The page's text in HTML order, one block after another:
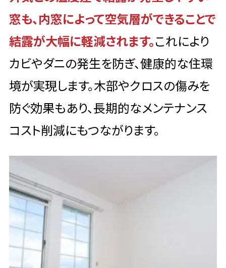
窓も、内窓によって空気層ができることで
結露が大幅に軽減されます。これにより
カビやダニの発生を防ぎ、健康的な住環
境が実現します。木部やクロスの傷みを
防ぐ効果もあり、長期的なメンテナンス
コスト削減にもつながります。